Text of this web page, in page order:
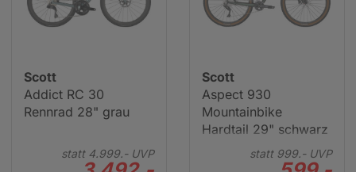
Scott
Addict RC 30
Rennrad 28" grau
statt 4.999.-UVP
Scott
Aspect 930
Mountainbike
Hardtail 29" schwarz
statt 999.-UVP